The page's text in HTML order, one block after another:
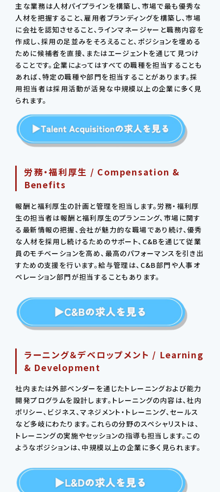
主な業務は人材パイプラインを構築し、市場で最も優秀な
人材を把握すること、雇用者ブランディングを構築し、市場
に会社を認知させること、ラインマネージャーと職務内容を
作成し、採用の足並みをそろえること、ポジションを埋める
ために候補者を直接、またはエージェントを通じて見つけ
ることです。企業によってはすべての職種を担当することも
あれば、特定の職種や部門を担当することがあります。採
用担当者は採用活動が活発な中規模以上の企業に多く見
られます。
労務・福利厚生 / Compensation &
Benefits
報酬と福利厚生の計画と管理を担当します。労務・福利厚
生の担当者は報酬と福利厚生のプランニング、市場に関す
る最新情報の把握、会社が魅力的な職場であり続け、優秀
な人材を採用し続けるためのサポート、C&Bを通じて従業
員のモチベーションを高め、最高のパフォーマンスを引き出
すための支援を行います。給与管理は、C&B部門や人事オ
ペレーション部門が担当することもあります。
ラーニング＆デベロップメント / Learning
& Development
社内または外部ベンダーを通じたトレーニングおよび能力
開発プログラムを設計します。トレーニングの内容は、社内
ポリシー、ビジネス、マネジメント・トレーニング、セールス
など多岐にわたります。これらの分野のスペシャリストは、
トレーニングの実施やセッションの指導も担当します。この
ようなポジションは、中規模以上の企業に多く見られます。